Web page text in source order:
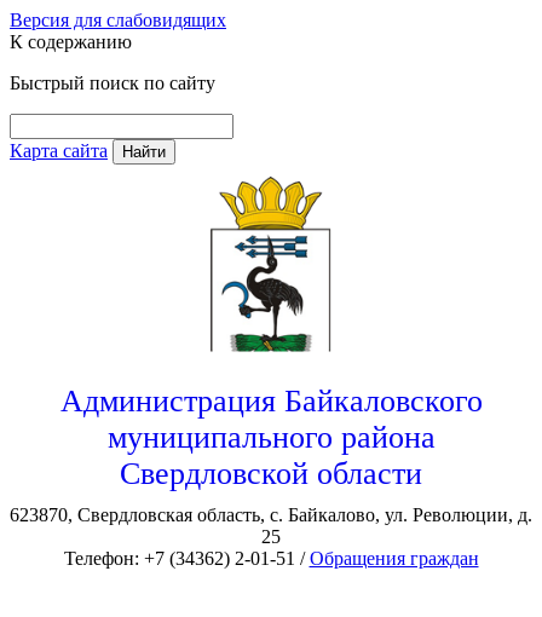
Версия для слабовидящих
К содержанию
Быстрый поиск по сайту
Карта сайта Найти
Администрация Байкаловского
муниципального района
Свердловской области
623870, Свердловская область, с. Байкалово, ул. Революции, д.
25
Телефон: +7 (34362) 2-01-51 /Обращения граждан